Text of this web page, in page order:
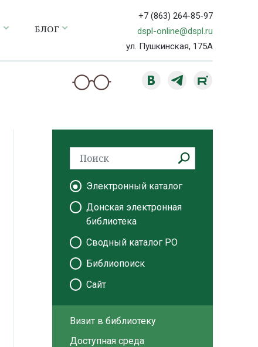
БЛОГ
+7 (863) 264-85-97
dspl-online@dspl.ru
ул. Пушкинская, 175А
Электронный каталог
Донская электронная
библиотека
Сводный каталог РО
Библиопоиск
Сайт
Визит в библиотеку
Доступная среда